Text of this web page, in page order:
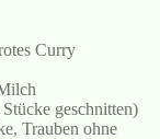
Curry
geschnitten)
Trauben ohne